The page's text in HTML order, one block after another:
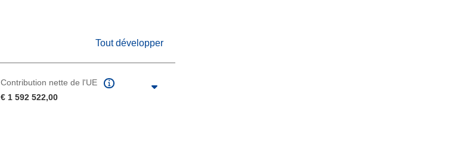
Tout développer
Contribution nette de l'UE
€ 1 592 522,00